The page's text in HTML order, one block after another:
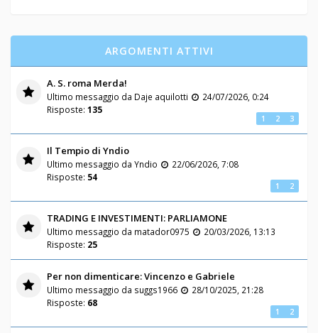
ARGOMENTI ATTIVI
A. S. roma Merda!
Ultimo messaggio da Daje aquilotti
24/07/2026, 0:24
Risposte: 135
1 2 3
Il Tempio di Yndio
Ultimo messaggio da Yndio
22/06/2026, 7:08
Risposte: 54
1 2
TRADING E INVESTIMENTI: PARLIAMONE
Ultimo messaggio da matador0975
20/03/2026, 13:13
Risposte: 25
Per non dimenticare: Vincenzo e Gabriele
Ultimo messaggio da suggs1966
28/10/2025, 21:28
Risposte: 68
1 2